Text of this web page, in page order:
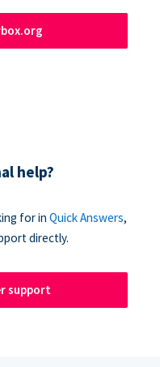
help?
for in Quick Answers,
directly.
support